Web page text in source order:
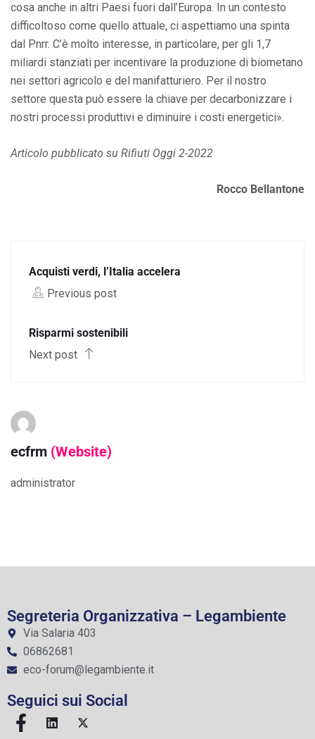
cosa anche in altri Paesi fuori dall’Europa. In un contesto
difficoltoso come quello attuale, ci aspettiamo una spinta
dal Pnrr. C’è molto interesse, in particolare, per gli 1,7
miliardi stanziati per incentivare la produzione di biometano
nei settori agricolo e del manifatturiero. Per il nostro
settore questa può essere la chiave per decarbonizzare i
nostri processi produttivi e diminuire i costi energetici».
Articolo pubblicato su Rifiuti Oggi 2-2022
Rocco Bellantone
Acquisti verdi, l’Italia accelera
Previous post
Risparmi sostenibili
Next post
ecfrm (Website)
administrator
Segreteria Organizzativa – Legambiente
Via Salaria 403
06862681
eco-forum@legambiente.it
Seguici sui Social